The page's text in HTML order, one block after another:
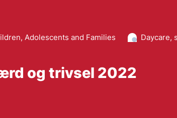
Adolescents and Families Daycare,
og trivsel 2022